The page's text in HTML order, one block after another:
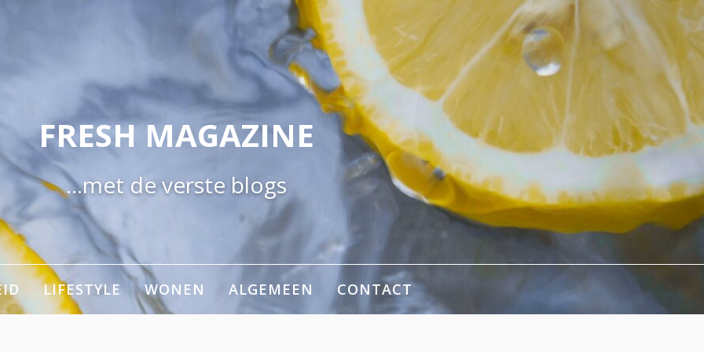
FRESH MAGAZINE
…met de verste blogs
LIFESTYLE WONEN ALGEMEEN CONTACT